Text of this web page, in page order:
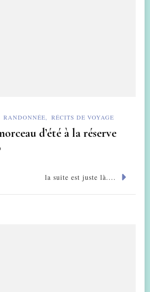
RANDONNÉE RÉCITS DE VOYAGE
d’été à la réserve
la suite est juste là....